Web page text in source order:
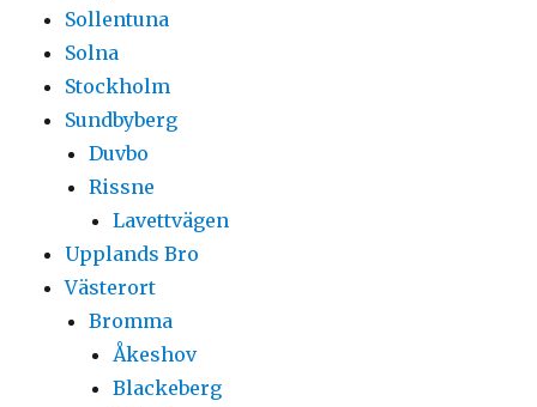
Sollentuna
Solna
Stockholm
Sundbyberg
Duvbo
Rissne
Lavettvägen
Upplands Bro
Västerort
Bromma
Åkeshov
Blackeberg